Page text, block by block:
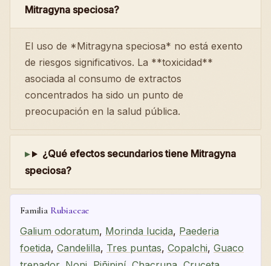
Mitragyna speciosa?
El uso de *Mitragyna speciosa* no está exento
de riesgos significativos. La **toxicidad**
asociada al consumo de extractos
concentrados ha sido un punto de
preocupación en la salud pública.
¿Qué efectos secundarios tiene Mitragyna
speciosa?
Familia Rubiaceae
Galium odoratum, Morinda lucida, Paederia
foetida, Candelilla, Tres puntas, Copalchi, Guaco